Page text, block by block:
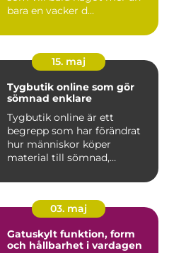
bara en vacker d...
15. maj
Tygbutik online som gör
sömnad enklare
Tygbutik online är ett
begrepp som har förändrat
hur människor köper
material till sömnad,
03. maj
Gatuskylt funktion, form
och hållbarhet i vardagen